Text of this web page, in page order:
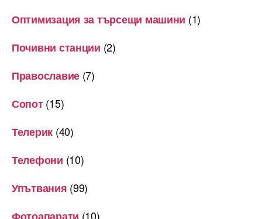
Оптимизация за търсещи машини (1)
Почивни станции (2)
Православие (7)
Сопот(15)
Телерик (40)
Телефони (10)
Упътвания (99)
(10)